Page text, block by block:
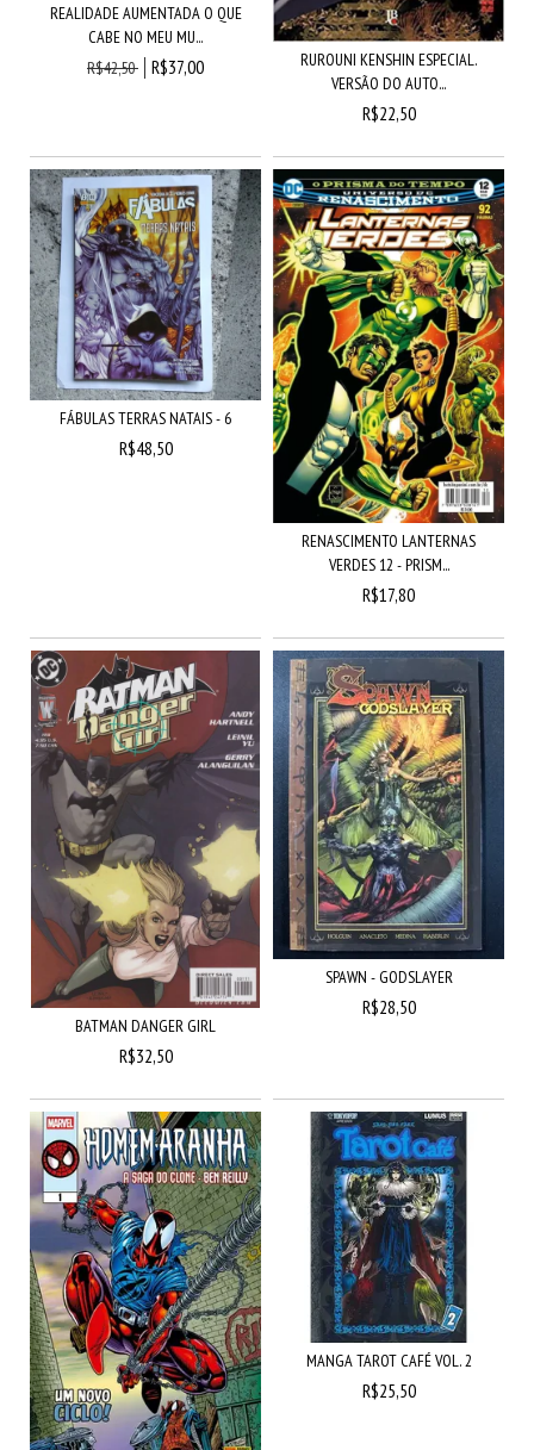
REALIDADE AUMENTADA O QUE
CABE NO MEU MU...
R$42,50
R$37,00
RUROUNI KENSHIN ESPECIAL.
VERSÃO DO AUTO...
R$22,50
FÁBULAS TERRAS NATAIS - 6
R$48,50
RENASCIMENTO LANTERNAS
VERDES 12 - PRISM...
R$17,80
BATMAN DANGER GIRL
R$32,50
SPAWN - GODSLAYER
R$28,50
MANGA TAROT CAFÉ VOL. 2
R$25,50